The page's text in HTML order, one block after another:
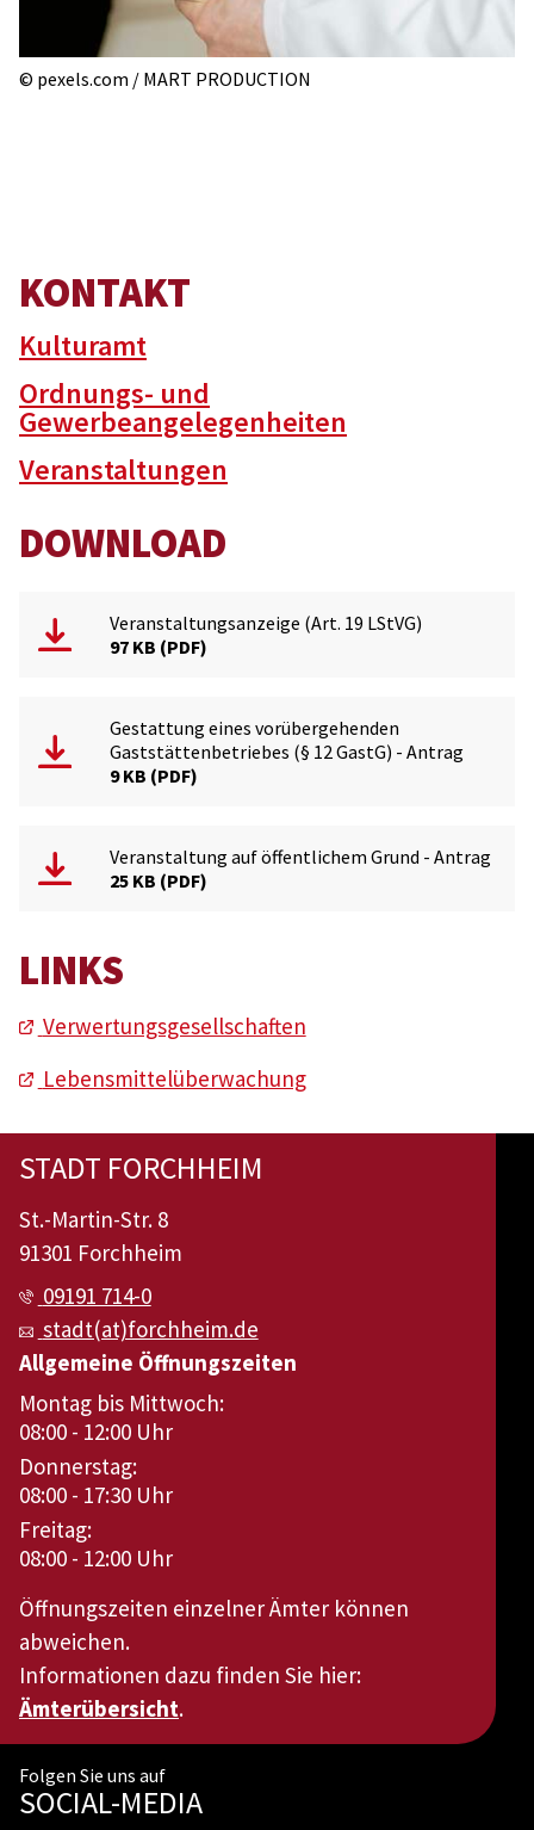
© pexels.com / MART PRODUCTION
KONTAKT
Kulturamt
Ordnungs- und
Gewerbeangelegenheiten
Veranstaltungen
DOWNLOAD
Veranstaltungsanzeige (Art. 19 LStVG)
97 KB PDF
Gestattung eines vorübergehenden
Gaststättenbetriebes (§ 12 GastG) - Antrag
9 KB PDF
Veranstaltung auf öffentlichem Grund - Antrag
25 KB PDF
LINKS
Verwertungsgesellschaften
Lebensmittelüberwachung
STADT FORCHHEIM
St.-Martin-Str. 8
91301 Forchheim
09191 714-0
stadt(at)forchheim.de
Allgemeine Öffnungszeiten
Montag bis Mittwoch:
08:00 - 12:00 Uhr
Donnerstag:
08:00 - 17:30 Uhr
Freitag:
08:00 - 12:00 Uhr
Öffnungszeiten einzelner Ämter können
abweichen.
Informationen dazu finden Sie hier:
Ämterübersicht.
Folgen Sie uns auf
SOCIAL-MEDIA